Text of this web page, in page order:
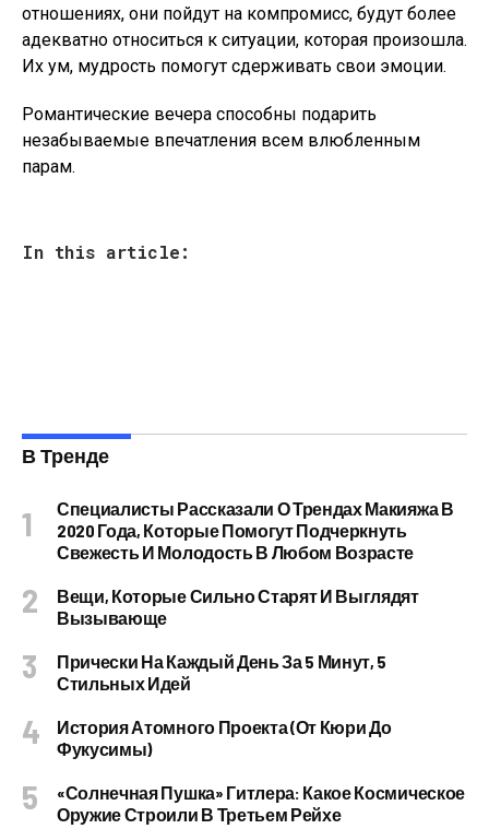
отношениях, они пойдут на компромисс, будут более
адекватно относиться к ситуации, которая произошла.
Их ум, мудрость помогут сдерживать свои эмоции.
Романтические вечера способны подарить
незабываемые впечатления всем влюбленным
парам.
In this article:
В Тренде
Специалисты Рассказали О Трендах Макияжа В
2020 Года, Которые Помогут Подчеркнуть
Свежесть И Молодость В Любом Возрасте
Вещи, Которые Сильно Старят И Выглядят
Вызывающе
Прически На Каждый День За 5 Минут, 5
Стильных Идей
История Атомного Проекта (от Кюри До
Фукусимы)
«Солнечная Пушка» Гитлера: Какое Космическое
Оружие Строили В Третьем Рейхе